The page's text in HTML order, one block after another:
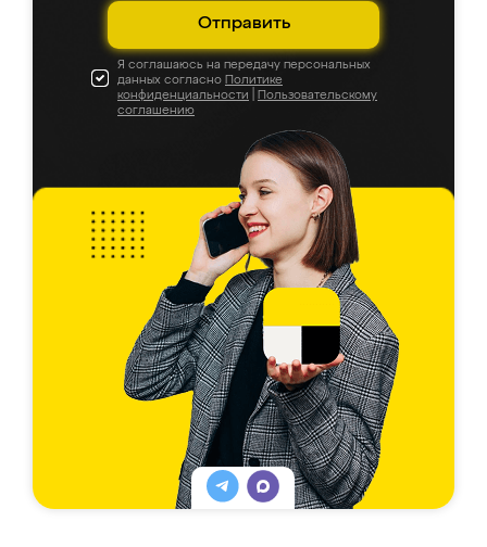
Отправить
Я соглашаюсь на передачу персональных
данных согласно Политике
конфиденциальности
Пользовательскому
соглашению